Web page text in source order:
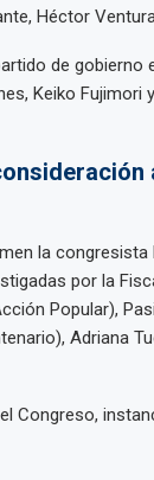
Héctor
de gobierno
Keiko Fujimori
la
por la
Popular),
Adriana
Congreso,